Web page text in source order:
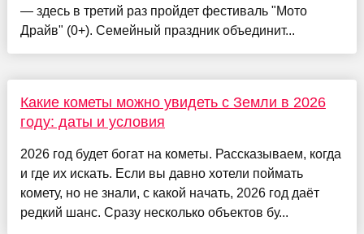
— здесь в третий раз пройдет фестиваль "Мото
Драйв" (0+). Семейный праздник объединит...
Какие кометы можно увидеть с Земли в 2026
году: даты и условия
2026 год будет богат на кометы. Рассказываем, когда
и где их искать. Если вы давно хотели поймать
комету, но не знали, с какой начать, 2026 год даёт
редкий шанс. Сразу несколько объектов бу...